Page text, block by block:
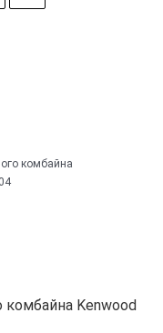
комбайна Kenwood